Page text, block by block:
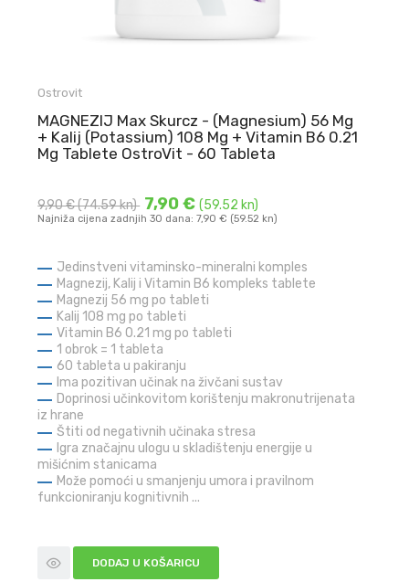
Ostrovit
MAGNEZIJ Max Skurcz - (Magnesium) 56 Mg
+ Kalij (Potassium) 108 Mg + Vitamin B6 0.21
Mg Tablete OstroVit - 60 Tableta
9,90 €(74.59 kn) 7,90 €(59.52 kn)
Najniža cijena zadnjih 30 dana: 7,90 € (59.52 kn)
Jedinstveni vitaminsko-mineralni komples
Magnezij, Kalij i Vitamin B6 kompleks tablete
Magnezij 56 mg po tableti
Kalij 108 mg po tableti
Vitamin B6 0.21 mg po tableti
1 obrok = 1 tableta
60 tableta u pakiranju
Ima pozitivan učinak na živčani sustav
Doprinosi učinkovitom korištenju makronutrijenata
iz hrane
Štiti od negativnih učinaka stresa
Igra značajnu ulogu u skladištenju energije u
mišićnim stanicama
Može pomoći u smanjenju umora i pravilnom
funkcioniranju kognitivnih ...
DODAJ U KOŠARICU